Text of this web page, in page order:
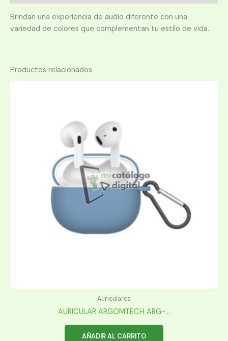
Brindan una experiencia de audio diferente con una
variedad de colores que complementan tu estilo de vida.
Productos relacionados
Auriculares
AURICULAR ARGOMTECH ARG-...
AÑADIR AL CARRITO